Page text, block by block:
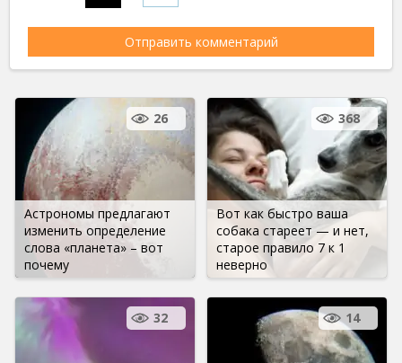
Астрономы предлагают
изменить определение
слова «планета» – вот
почему
26
Вот как быстро ваша
собака стареет — и нет,
старое правило 7 к 1
неверно
368
32 14